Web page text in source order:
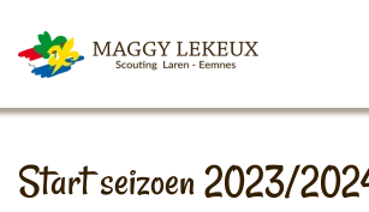
Skip to main content
Start seizoen 2023/